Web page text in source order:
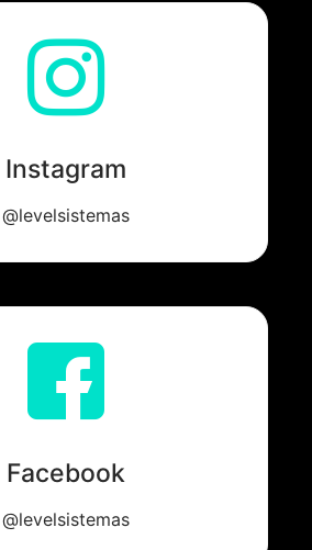
Instagram
@levelsistemas
Facebook
@levelsistemas